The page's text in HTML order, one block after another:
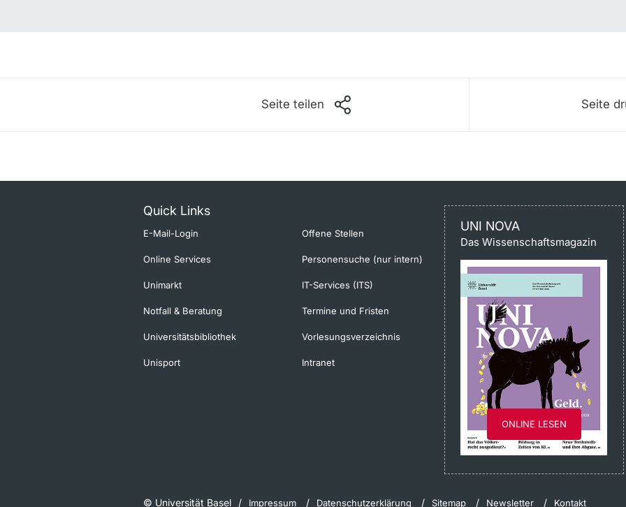
Seite teilen Seite
Quick Links
E-Mail-Login Offene Stellen
Online Services Personensuche (nur intern)
Unimarkt IT-Services (ITS)
Notfall & Beratung Termine und Fristen
Universitätsbibliothek Vorlesungsverzeichnis
Unisport Intranet
UNI NOVA
Das Wissenschaftsmagazin
ONLINE LESEN
© Universität Basel Impressum Datenschutzerklärung Sitemap Newsletter Kontakt